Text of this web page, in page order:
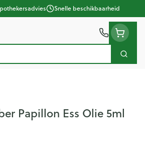
Snelle beschikbaarheid
Zoek
Papillon Ess Olie 5ml